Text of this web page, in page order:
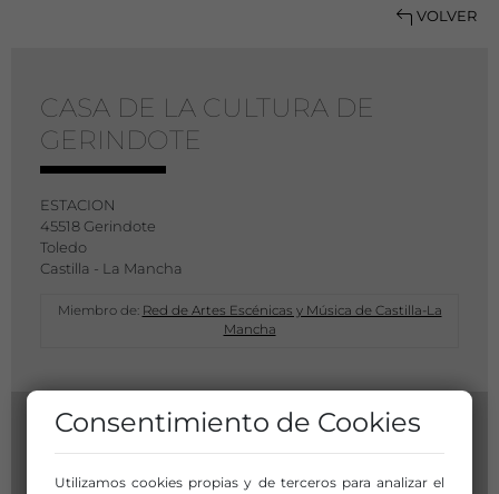
VOLVER
CASA DE LA CULTURA DE
GERINDOTE
ESTACION
45518 Gerindote
Toledo
Castilla - La Mancha
Miembro de: Red de Artes Escénicas y Música de Castilla-La
Mancha
Consentimiento de Cookies
Utilizamos cookies propias y de terceros para analizar el